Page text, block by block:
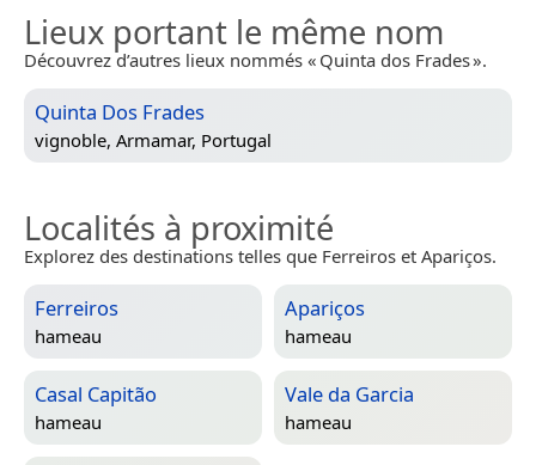
Lieux portant le même nom
Découvrez d’autres lieux nommés « Quinta dos Frades ».
Quinta Dos Frades
vignoble, Armamar, Portugal
Localités à proximité
Explorez des destinations telles que Ferreiros et Apariços.
Ferreiros
hameau
Apariços
hameau
Casal Capitão
hameau
Vale da Garcia
hameau